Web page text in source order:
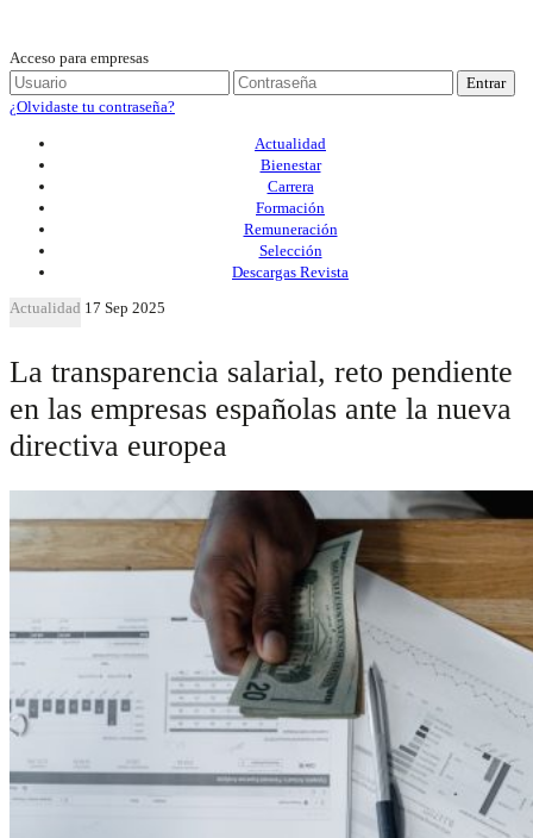
Acceso para empresas
Entrar
¿Olvidaste tu contraseña?
Actualidad
Bienestar
Carrera
Formación
Remuneración
Selección
Descargas Revista
Actualidad 17 Sep 2025
La transparencia salarial, reto pendiente
en las empresas españolas ante la nueva
directiva europea